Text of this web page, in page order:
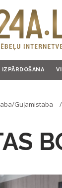
IZPĀRDOŠANA
Guļamistaba